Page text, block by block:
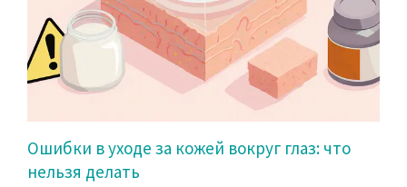
Ошибки в уходе за кожей вокруг глаз: что
нельзя делать